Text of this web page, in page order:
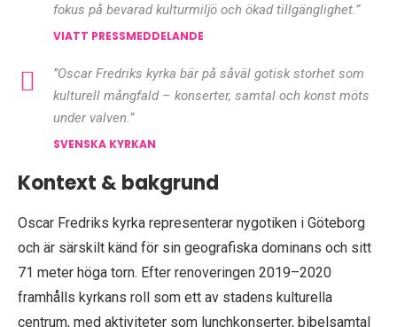
fokus på bevarad kulturmiljö och ökad tillgänglighet.”
VIATT PRESSMEDDELANDE
”Oscar Fredriks kyrka bär på såväl gotisk storhet som
kulturell mångfald – konserter, samtal och konst möts
under valven.”
SVENSKA KYRKAN
Kontext & bakgrund
Oscar Fredriks kyrka representerar nygotiken i Göteborg
och är särskilt känd för sin geografiska dominans och sitt
71 meter höga torn. Efter renoveringen 2019–2020
framhålls kyrkans roll som ett av stadens kulturella
centrum, med aktiviteter som lunchkonserter, bibelsamtal